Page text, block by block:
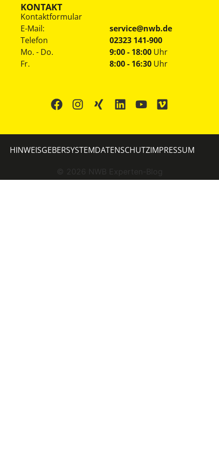
KONTAKT
Kontaktformular
E-Mail:
service@nwb.de
Telefon
02323 141-900
Mo. - Do.
Fr.
9:00 - 18:00 Uhr
8:00 - 16:30 Uhr
© 2026 NWB Experten-Blog
HINWEISGEBERSYSTEMDATENSCHUTZIMPRESSUM